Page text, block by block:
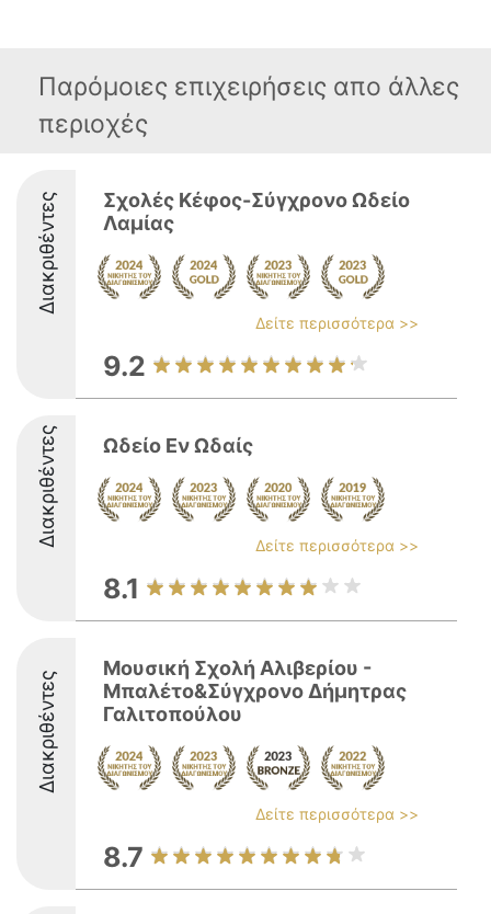
Παρόμοιες επιχειρήσεις απο άλλες
περιοχές
Διακριθέντες
Σχολές Κέφος-Σύγχρονο Ωδείο
Λαμίας
Δείτε περισσότερα >>
9.2
Διακριθέντες Ωδείο Εν Ωδαίς
Δείτε περισσότερα >>
8.1
Διακριθέντες
Μουσική Σχολή Αλιβερίου -
Μπαλέτο&Σύγχρονο Δήμητρας
Γαλιτοπούλου
Δείτε περισσότερα >>
8.7